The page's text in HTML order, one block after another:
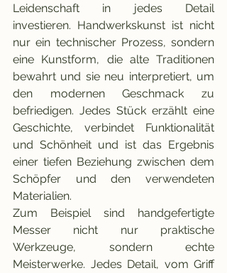
Leidenschaft in jedes Detail
investieren. Handwerkskunst ist nicht
nur ein technischer Prozess, sondern
eine Kunstform, die alte Traditionen
bewahrt und sie neu interpretiert, um
den modernen Geschmack zu
befriedigen. Jedes Stück erzählt eine
Geschichte, verbindet Funktionalität
und Schönheit und ist das Ergebnis
einer tiefen Beziehung zwischen dem
Schöpfer und den verwendeten
Materialien.
Zum Beispiel sind handgefertigte
Messer nicht nur praktische
Werkzeuge, sondern echte
Meisterwerke. Jedes Detail, vom Griff